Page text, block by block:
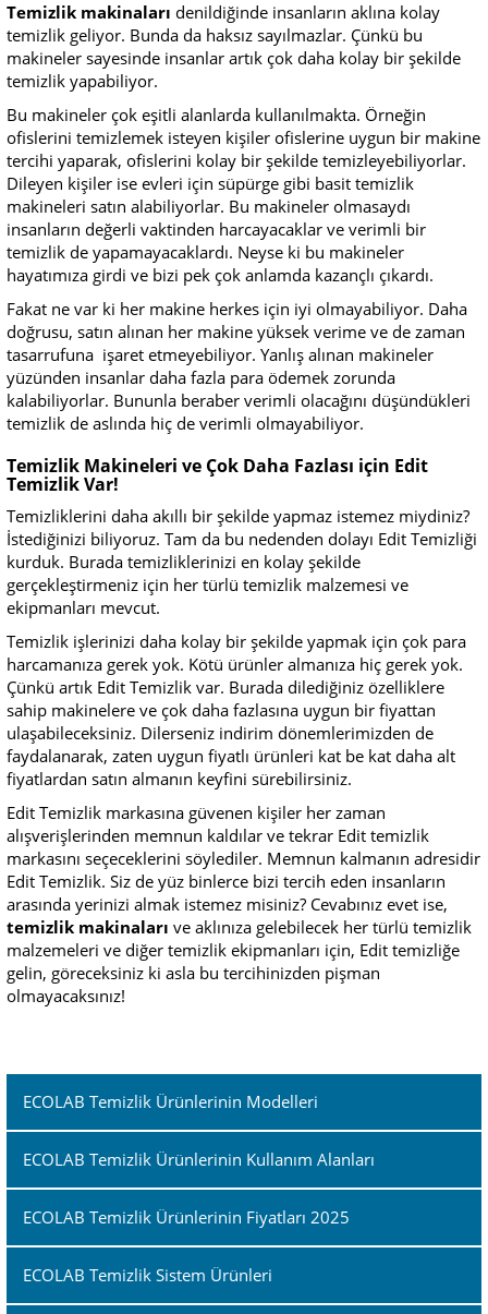
Temizlik makinaları denildiğinde insanların aklına kolay
temizlik geliyor. Bunda da haksız sayılmazlar. Çünkü bu
makineler sayesinde insanlar artık çok daha kolay bir şekilde
temizlik yapabiliyor.
Bu makineler çok eşitli alanlarda kullanılmakta. Örneğin
ofislerini temizlemek isteyen kişiler ofislerine uygun bir makine
tercihi yaparak, ofislerini kolay bir şekilde temizleyebiliyorlar.
Dileyen kişiler ise evleri için süpürge gibi basit temizlik
makineleri satın alabiliyorlar. Bu makineler olmasaydı
insanların değerli vaktinden harcayacaklar ve verimli bir
temizlik de yapamayacaklardı. Neyse ki bu makineler
hayatımıza girdi ve bizi pek çok anlamda kazançlı çıkardı.
Fakat ne var ki her makine herkes için iyi olmayabiliyor. Daha
doğrusu, satın alınan her makine yüksek verime ve de zaman
tasarrufuna işaret etmeyebiliyor. Yanlış alınan makineler
yüzünden insanlar daha fazla para ödemek zorunda
kalabiliyorlar. Bununla beraber verimli olacağını düşündükleri
temizlik de aslında hiç de verimli olmayabiliyor.
Temizlik Makineleri ve Çok Daha Fazlası için Edit
Temizlik Var!
Temizliklerini daha akıllı bir şekilde yapmaz istemez miydiniz?
İstediğinizi biliyoruz. Tam da bu nedenden dolayı Edit Temizliği
kurduk. Burada temizliklerinizi en kolay şekilde
gerçekleştirmeniz için her türlü temizlik malzemesi ve
ekipmanları mevcut.
Temizlik işlerinizi daha kolay bir şekilde yapmak için çok para
harcamanıza gerek yok. Kötü ürünler almanıza hiç gerek yok.
Çünkü artık Edit Temizlik var. Burada dilediğiniz özelliklere
sahip makinelere ve çok daha fazlasına uygun bir fiyattan
ulaşabileceksiniz. Dilerseniz indirim dönemlerimizden de
faydalanarak, zaten uygun fiyatlı ürünleri kat be kat daha alt
fiyatlardan satın almanın keyfini sürebilirsiniz.
Edit Temizlik markasına güvenen kişiler her zaman
alışverişlerinden memnun kaldılar ve tekrar Edit temizlik
markasını seçeceklerini söylediler. Memnun kalmanın adresidir
Edit Temizlik. Siz de yüz binlerce bizi tercih eden insanların
arasında yerinizi almak istemez misiniz? Cevabınız evet ise,
temizlik makinaları ve aklınıza gelebilecek her türlü temizlik
malzemeleri ve diğer temizlik ekipmanları için, Edit temizliğe
gelin, göreceksiniz ki asla bu tercihinizden pişman
olmayacaksınız!
ECOLAB Temizlik Ürünlerinin Modelleri
ECOLAB Temizlik Ürünlerinin Kullanım Alanları
ECOLAB Temizlik Ürünlerinin Fiyatları 2025
ECOLAB Temizlik Sistem Ürünleri